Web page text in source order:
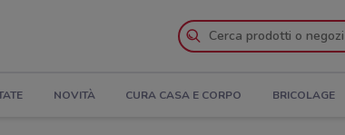
NOVITÀ CURA CASA E CORPO BRICOLAGE